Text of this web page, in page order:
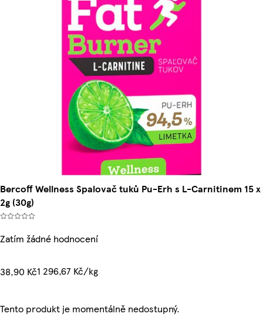
Bercoff Wellness Spalovač tuků Pu-Erh s L-Carnitinem 15 x
2g (30g)
Zatím žádné hodnocení
38,90 Kč1 296,67 Kč/kg
Tento produkt je momentálně nedostupný.